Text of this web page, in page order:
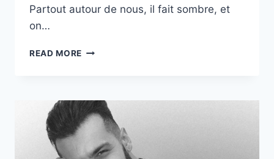
Partout autour de nous, il fait sombre, et
on…
READ MORE LES
DIFFÉREMMENT,
EN
VOICI
EXPLICATIONS